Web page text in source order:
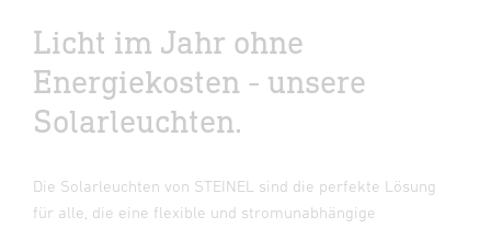
Licht im Jahr ohne
Energiekosten - unsere
Solarleuchten.
Die Solarleuchten von STEINEL sind die perfekte Lösung
für alle, die eine flexible und stromunabhängige